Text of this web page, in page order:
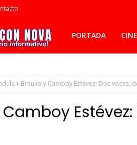
PORTADA CINE
Braulio y Camboy Estévez: Dos voces,